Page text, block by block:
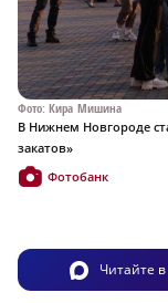
Фото: Кира Мишина
В Нижнем Новгороде
закатов»
Фотобанк
Читайте в